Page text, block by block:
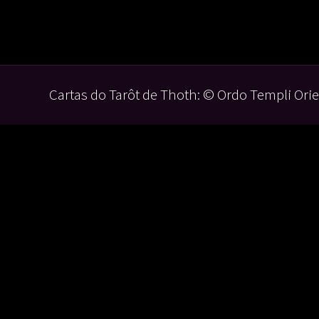
Cartas do Tarôt de Thoth: © Ordo Templi